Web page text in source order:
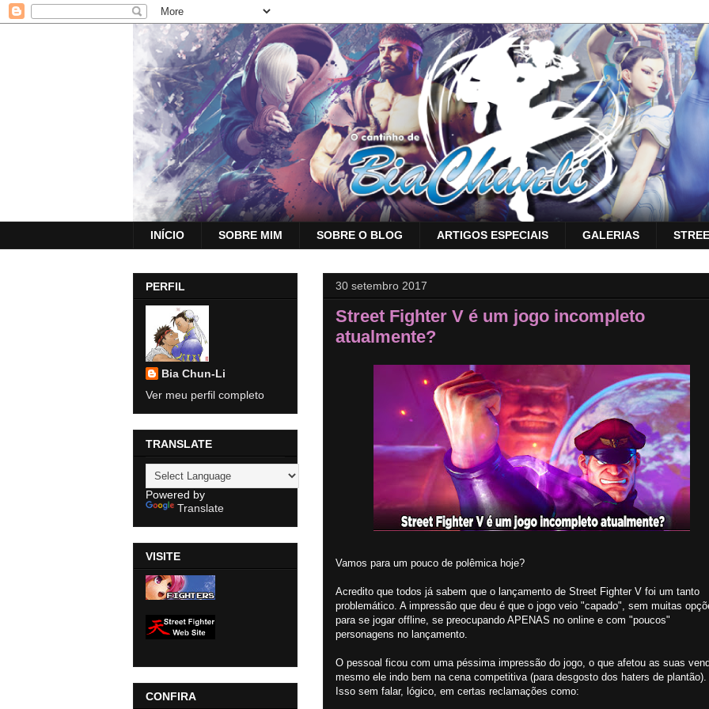
INÍCIO SOBRE MIM SOBRE O BLOG ARTIGOS ESPECIAIS GALERIAS
30 setembro 2017
Street Fighter V é um jogo incompleto
atualmente?
Vamos para um pouco de polêmica hoje?
Acredito que todos já sabem que o lançamento de Street Fighter V foi um tanto
problemático. A impressão que deu é que o jogo veio "capado", sem muitas
para se jogar offline, se preocupando APENAS no online e com "poucos"
personagens no lançamento.
O pessoal ficou com uma péssima impressão do jogo, o que afetou as suas
mesmo ele indo bem na cena competitiva (para desgosto dos haters de plantão).
Isso sem falar, lógico, em certas reclamações como:
PERFIL
Bia Chun-Li
Ver meu perfil completo
TRANSLATE
Powered by
Translate
VISITE
CONFIRA